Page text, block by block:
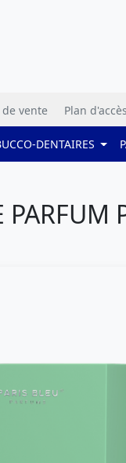
de vente Plan d'accès
DENTAIRES
PARFUM